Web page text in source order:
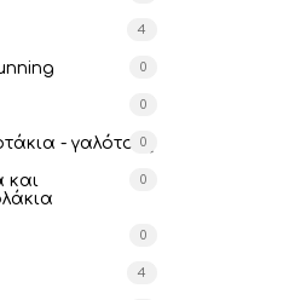
4
0
0
- γαλότσες
0
και
0
0
4